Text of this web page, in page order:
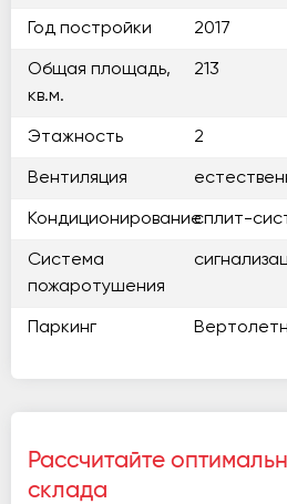
Год постройки 2017
Общая площадь,
кв.м.
213
Этажность 2
Вентиляция
Кондиционированиесплит-
Система
пожаротушения
Паркинг
Рассчитайте
склада